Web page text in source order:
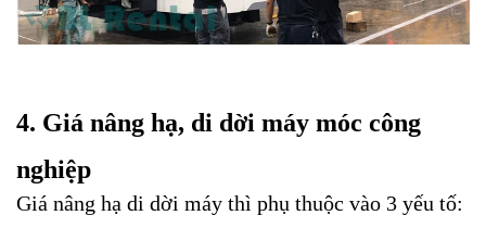
4. Giá nâng hạ, di dời máy móc công
nghiệp
Giá nâng hạ di dời máy thì phụ thuộc vào 3 yếu tố: